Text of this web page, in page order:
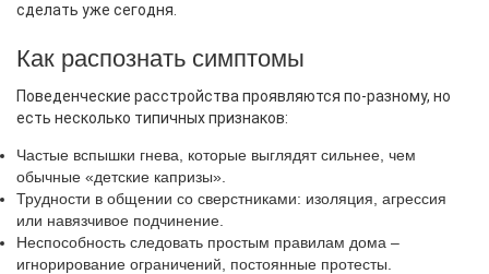
сделать уже сегодня.
Как распознать симптомы
Поведенческие расстройства проявляются по‑разному, но
есть несколько типичных признаков:
Частые вспышки гнева, которые выглядят сильнее, чем
обычные «детские капризы».
Трудности в общении со сверстниками: изоляция, агрессия
или навязчивое подчинение.
Неспособность следовать простым правилам дома –
игнорирование ограничений, постоянные протесты.